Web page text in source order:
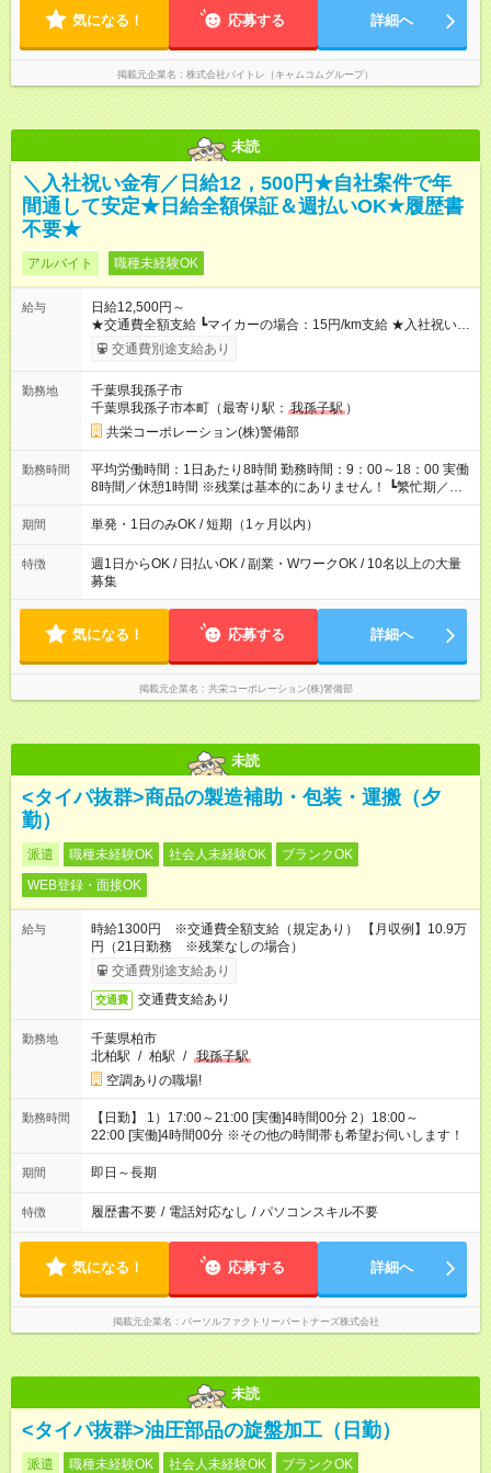
気になる！ 応募する 詳細へ
掲載元企業名 株式会社バイトレ（キャムコムグループ）
未読
＼入社祝い金有／日給12，500円★自社案件で年
間通して安定★日給全額保証＆週払いOK★履歴書
不要★
アルバイト 職種未経験OK
給与
日給12,500円～
★交通費全額支給 ┗マイカーの場合：15円/km支給 ★入社祝い金
「5万円」あり ★残業手当 ┗残業代は別途全額支給いたします ---
1200円×7ｈ×4日間 （休憩2時間分も給与が発生します♪） 【試
用期間】試用期間あり 試用期間の長さ：3ヶ月 雇用形態、給与
は本採用時と同じです。
交通費別途支給あり
勤務地
千葉県我孫子市
千葉県我孫子市本町（最寄り駅： 我孫子駅 ）
共栄コーポレーション(株)警備部
勤務時間
平均労働時間：1日あたり8時間 勤務時間：9：00～18：00 実働
8時間／休憩1時間 ※残業は基本的にありません！ ┗繁忙期／多
忙期にお願いする場合あり ┗残業代は別途全額支給いたします！
平均労働時間：1日あたり8時間 勤務時間：9：00～18：00 実働
忙期にお願いする場合あり ┗残業代は別途全額支給いたします！
期間 単発・1日のみOK / 短期（1ヶ月以内）
特徴
週1日からOK / 日払いOK / 副業・WワークOK / 10名以上の大量
募集
気になる！ 応募する 詳細へ
掲載元企業名 共栄コーポレーション(株)警備部
未読
<タイパ抜群>商品の製造補助・包装・運搬（夕
勤）
派遣 職種未経験OK 社会人未経験OK
ブランクOK
WEB登録・面接OK
給与
時給1300円 ※交通費全額支給（規定あり） 【月収例】10.9万
円（21日勤務 ※残業なしの場合）
交通費別途支給あり
交通費 交通費支給あり
勤務地
千葉県柏市
北柏駅 / 柏駅 / 我孫子駅
空調ありの職場!
勤務時間
【日勤】 1）17:00～21:00 [実働]4時間00分 2）18:00～
22:00 [実働]4時間00分 ※その他の時間帯も希望お伺いします！
期間 即日～長期
特徴 履歴書不要 / 電話対応なし / パソコンスキル不要
気になる！ 応募する 詳細へ
掲載元企業名 パーソルファクトリーパートナーズ株式会社
未読
<タイパ抜群>油圧部品の旋盤加工（日勤）
派遣 職種未経験OK 社会人未経験OK
ブランクOK